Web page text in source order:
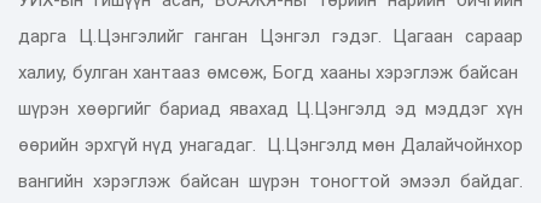
дарга Ц.Цэнгэлийг ганган Цэнгэл гэдэг. Цагаан сараар
халиу, булган хантааз өмсөж, Богд хааны хэрэглэж байсан
шүрэн хөөргийг бариад явахад Ц.Цэнгэлд эд мэддэг хүн
өөрийн эрхгүй нүд унагадаг. Ц.Цэнгэлд мөн Далайчойнхор
вангийн хэрэглэж байсан шүрэн тоногтой эмээл байдаг.